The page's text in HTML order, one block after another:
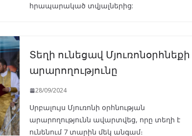
հրապարակած տվյալներից:
Տեղի ունեցավ Մյուռոնօրհնեքի
արարողությունը
28/09/2024
Սրբալույս Մյուռոնի օրհնության
արարողությունն ավարտվեց, որը տեղի է
ունենում 7 տարին մեկ անգամ։